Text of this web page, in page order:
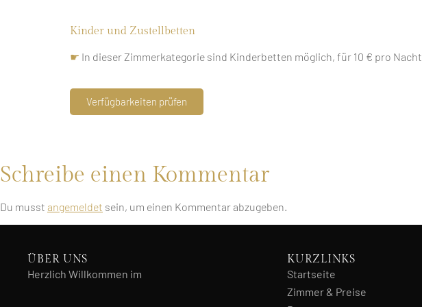
Kinder und Zustellbetten
☛ In dieser Zimmerkategorie sind Kinderbetten möglich, für 10 € pro Nacht
Verfügbarkeiten prüfen
Schreibe einen Kommentar
Du musst angemeldet sein, um einen Kommentar abzugeben.
ÜBER UNS
Herzlich Willkommen im
KURZLINKS
Startseite
Zimmer & Preise